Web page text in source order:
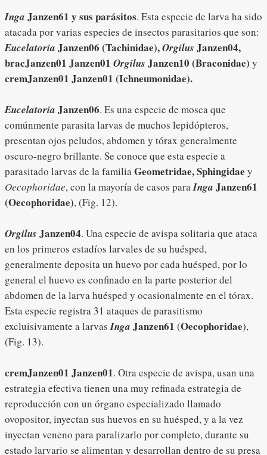
Inga Janzen61 y sus parásitos. Esta especie de larva ha sido
atacada por varias especies de insectos parasitarios que son:
Eucelatoria Janzen06 (Tachinidae),Orgilus Janzen04,
bracJanzen01 Janzen01 Orgilus Janzen10 (Braconidae) y
cremJanzen01 Janzen01 (Ichneumonidae).
Eucelatoria Janzen06. Es una especie de mosca que
comúnmente parasita larvas de muchos lepidópteros,
presentan ojos peludos, abdomen y tórax generalmente
oscuro-negro brillante. Se conoce que esta especie a
parasitado larvas de la familiaGeometridae, Sphingidae y
Oecophoridae, con la mayoría de casos paraInga Janzen61
(Oecophoridae), (Fig. 12).
Orgilus Janzen04. Una especie de avispa solitaria que ataca
en los primeros estadíos larvales de su huésped,
generalmente deposita un huevo por cada huésped, por lo
general el huevo es confinado en la parte posterior del
abdomen de la larva huésped y ocasionalmente en el tórax.
Esta especie registra 31 ataques de parasitismo
excluisivamente a larvasInga Janzen61 (Oecophoridae),
(Fig. 13).
cremJanzen01 Janzen01. Otra especie de avispa, usan una
estrategia efectiva tienen una muy refinada estrategia de
reproducción con un órgano especializado llamado
ovopositor, inyectan sus huevos en su huésped, y a la vez
inyectan veneno para paralizarlo por completo, durante su
estado larvario se alimentan y desarrollan dentro de su presa